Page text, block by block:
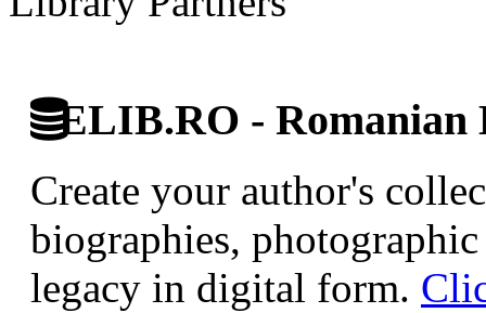
ELIB.RO -
Create your author's
biographies,
legacy in digital form.